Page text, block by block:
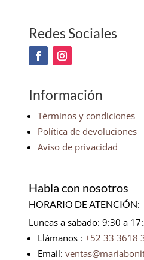
Redes Sociales
Información
Términos y condiciones
Política de devoluciones
Aviso de privacidad
Habla con nosotros
HORARIO DE ATENCIÓN:
Luneas a sabado: 9:30 a
Llámanos : +52 33 3618
Email: